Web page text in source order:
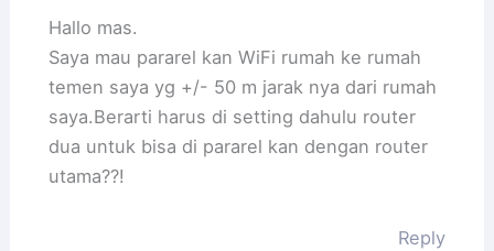
Hallo mas.
Saya mau pararel kan WiFi rumah ke rumah
temen saya yg +/- 50 m jarak nya dari rumah
saya.Berarti harus di setting dahulu router
dua untuk bisa di pararel kan dengan router
utama??!
Reply